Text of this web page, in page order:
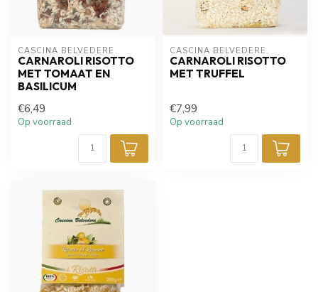
CASCINA BELVEDERE
CARNAROLI RISOTTO
MET TOMAAT EN
BASILICUM
€6,49
Op voorraad
CASCINA BELVEDERE
CARNAROLI RISOTTO
MET TRUFFEL
€7,99
Op voorraad